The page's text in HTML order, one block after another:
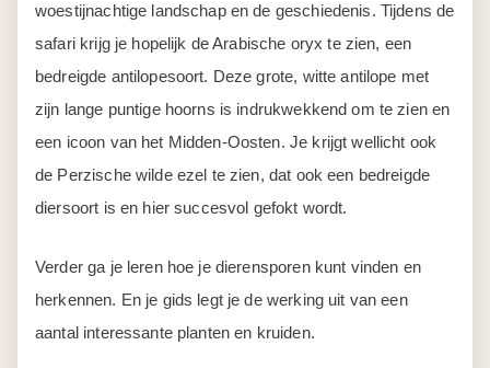
woestijnachtige landschap en de geschiedenis. Tijdens de
safari krijg je hopelijk de Arabische oryx te zien, een
bedreigde antilopesoort. Deze grote, witte antilope met
zijn lange puntige hoorns is indrukwekkend om te zien en
een icoon van het Midden-Oosten. Je krijgt wellicht ook
de Perzische wilde ezel te zien, dat ook een bedreigde
diersoort is en hier succesvol gefokt wordt.
Verder ga je leren hoe je dierensporen kunt vinden en
herkennen. En je gids legt je de werking uit van een
aantal interessante planten en kruiden.